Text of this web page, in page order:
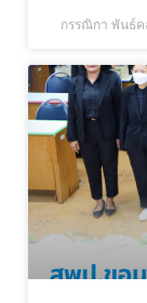
กรรณิกา พันธ์ค